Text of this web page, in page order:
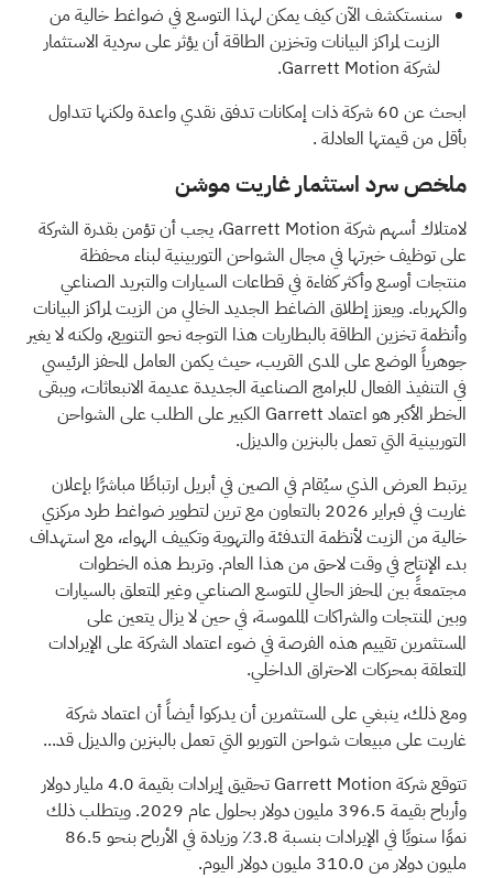
سنستكشف الآن كيف يمكن لهذا التوسع في ضواغط خالية من
الزيت لمراكز البيانات وتخزين الطاقة أن يؤثر على سردية الاستثمار
لشركة Garrett Motion.
ابحث عن
60 شركة ذات إمكانات تدفق نقدي واعدة ولكنها تتداول
بأقل من قيمتها العادلة.
ملخص سرد استثمار غاريت موشن
لامتلاك أسهم شركة Garrett Motion، يجب أن تؤمن بقدرة الشركة
على توظيف خبرتها في مجال الشواحن التوربينية لبناء محفظة
منتجات أوسع وأكثر كفاءة في قطاعات السيارات والتبريد الصناعي
والكهرباء. ويعزز إطلاق الضاغط الجديد الخالي من الزيت لمراكز البيانات
وأنظمة تخزين الطاقة بالبطاريات هذا التوجه نحو التنويع، ولكنه لا يغير
جوهرياً الوضع على المدى القريب، حيث يكمن العامل المحفز الرئيسي
في التنفيذ الفعال للبرامج الصناعية الجديدة عديمة الانبعاثات، ويبقى
الخطر الأكبر هو اعتماد Garrett الكبير على الطلب على الشواحن
التوربينية التي تعمل بالبنزين والديزل.
يرتبط العرض الذي سيُقام في الصين في أبريل ارتباطًا مباشرًا بإعلان
غاريت في فبراير 2026 بالتعاون مع ترين لتطوير ضواغط طرد مركزي
خالية من الزيت لأنظمة التدفئة والتهوية وتكييف الهواء، مع استهداف
بدء الإنتاج في وقت لاحق من هذا العام. وتربط هذه الخطوات
مجتمعةً بين المحفز الحالي للتوسع الصناعي وغير المتعلق بالسيارات
وبين المنتجات والشراكات الملموسة، في حين لا يزال يتعين على
المستثمرين تقييم هذه الفرصة في ضوء اعتماد الشركة على الإيرادات
المتعلقة بمحركات الاحتراق الداخلي.
ومع ذلك، ينبغي على المستثمرين أن يدركوا أيضاً أن اعتماد شركة
غاريت على مبيعات شواحن التوربو التي تعمل بالبنزين والديزل قد...
تتوقع شركة Garrett Motion تحقيق إيرادات بقيمة 4.0 مليار دولار
وأرباح بقيمة 396.5 مليون دولار بحلول عام 2029. ويتطلب ذلك
نموًا سنويًا في الإيرادات بنسبة 3.8٪ وزيادة في الأرباح بنحو 86.5
مليون دولار من 310.0 مليون دولار اليوم.